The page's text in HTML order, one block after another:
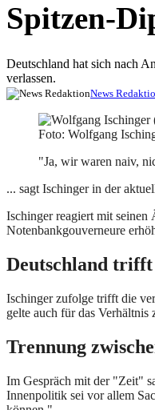
Spitzen-
Deutschland hat sich nach
verlassen.
News
Foto: Wolfgang
"Ja, wir waren naiv,
... sagt Ischinger in der
Ischinger reagiert mit
Notenbankgouverneure
Deutschland trifft
Ischinger zufolge trifft die
gelte auch für das
Trennung
Im Gespräch mit der "Zeit"
Innenpolitik sei vor allem